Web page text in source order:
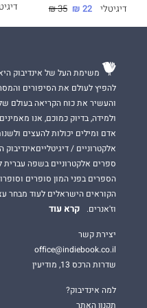
קרולינה ריילר
שלי. הייתי עיוורת ופגעתי בו,
קורסים מול עיניי, ובראד הוא
הוא לא יודע שאני לא ניתנת
עליי, אני הרסתי אותו. ועדיין,
בראד קנדי
אני דפוק, תמיד הייתי.
כשהבנתי שאני יכול לאבד
אבל בשביל קרולינה אני לומד
לאף אחד לפגוע בה, היא
דיגיטלי 22 ₪
35 ₪
משימת העל של אינדיבוק
להפיץ לעולם את הסיפורים
והעשיר את כוח הקריאה בעולם
ולמידה, בדיוק כמוכם, אנו
אדם ומילים יכולות להעצים
אלקטרוניים /
ספרים אלקטרוניים בשפה
הספרים בפני המון סופרים
הקוראים הישראלים לעוד מבחר
וז'אנרים.
קרא עוד
יצירת קשר
office@indiebook.co.il
שדרות הרכס 13, מודיעין
למה אינדיבוק?
תקנון האתר